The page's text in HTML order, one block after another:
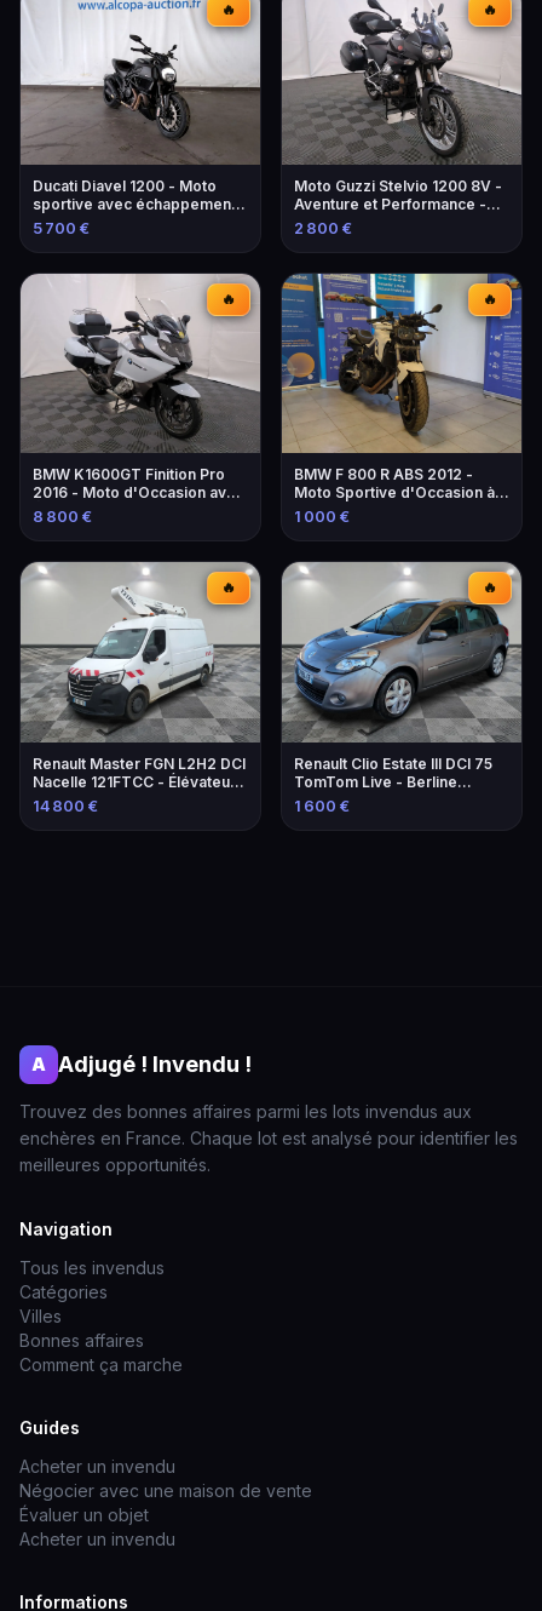
🔥
Ducati Diavel 1200 - Moto
sportive avec échappement
modifié
5 700 €
🔥
Moto Guzzi Stelvio 1200 8V -
Aventure et Performance -
2013
2 800 €
🔥
BMW K1600GT Finition Pro
2016 - Moto d'Occasion avec
Équipements
8 800 €
🔥
BMW F 800 R ABS 2012 -
Moto Sportive d'Occasion à
Marseille
1 000 €
🔥
Renault Master FGN L2H2 DCI
Nacelle 121FTCC - Élévateur
de 2021
14 800 €
🔥
Renault Clio Estate III DCI 75
TomTom Live - Berline
familiale économique
1 600 €
A Adjugé ! Invendu !
Trouvez des bonnes affaires parmi les lots invendus aux
enchères en France. Chaque lot est analysé pour identifier les
meilleures opportunités.
Navigation
Tous les invendus
Catégories
Villes
Bonnes affaires
Comment ça marche
Guides
Acheter un invendu
Négocier avec une maison de vente
Évaluer un objet
Acheter un invendu
Informations